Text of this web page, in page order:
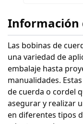
Información
Las bobinas de
una variedad de
embalaje hasta
manualidades.
de cuerda o cordel
asegurar y realizar
en diferentes tipos